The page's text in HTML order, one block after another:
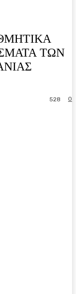
ΤΩΝ
0
528